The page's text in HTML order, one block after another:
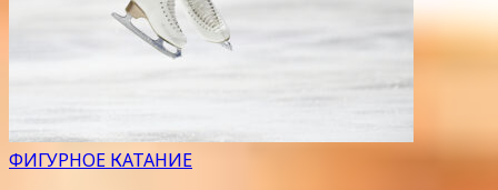
ФИГУРНОЕ КАТАНИЕ